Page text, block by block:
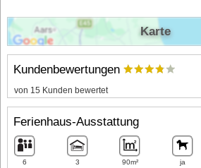
Kundenbewertungen
von 15 Kunden bewertet
Ferienhaus-Ausstattung
6 3 90m² ja
Karte